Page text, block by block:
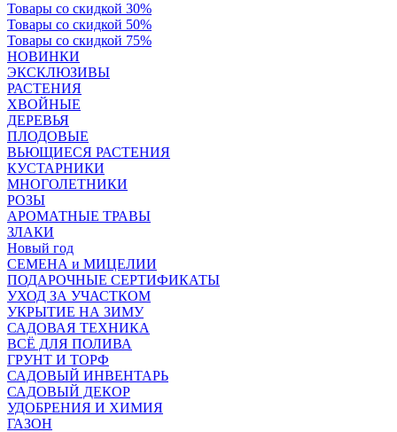
Товары со скидкой 30%
Товары со скидкой 50%
Товары со скидкой 75%
НОВИНКИ
ЭКСКЛЮЗИВЫ
РАСТЕНИЯ
ХВОЙНЫЕ
ДЕРЕВЬЯ
ПЛОДОВЫЕ
ВЬЮЩИЕСЯ РАСТЕНИЯ
КУСТАРНИКИ
МНОГОЛЕТНИКИ
РОЗЫ
АРОМАТНЫЕ ТРАВЫ
ЗЛАКИ
Новый год
СЕМЕНА и МИЦЕЛИИ
ПОДАРОЧНЫЕ СЕРТИФИКАТЫ
УХОД ЗА УЧАСТКОМ
УКРЫТИЕ НА ЗИМУ
САДОВАЯ ТЕХНИКА
ВСЁ ДЛЯ ПОЛИВА
ГРУНТ И ТОРФ
САДОВЫЙ ИНВЕНТАРЬ
САДОВЫЙ ДЕКОР
УДОБРЕНИЯ И ХИМИЯ
ГАЗОН